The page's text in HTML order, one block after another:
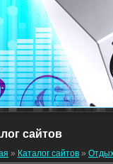
сайтов
» Каталог сайтов »